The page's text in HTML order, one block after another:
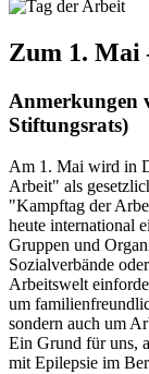
Zum 1. Mai
Anmerkungen
Stiftungsrats)
Am 1. Mai wird in
Arbeit" als
"Kampftag der
heute international
Gruppen und
Sozialverbände
Arbeitswelt
um
sondern auch um
Ein Grund für uns,
mit Epilepsie im